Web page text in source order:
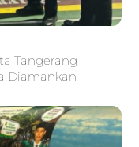
Tangerang
Diamankan